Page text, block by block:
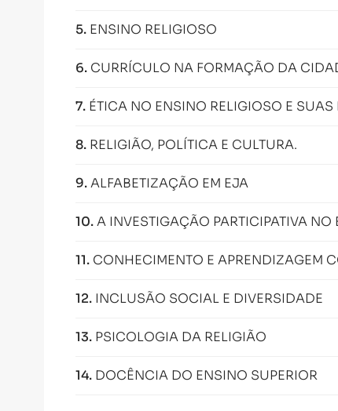
5. ENSINO RELIGIOSO
6. CURRÍCULO NA FORMAÇÃO DA
7. ÉTICA NO ENSINO RELIGIOSO E
8. RELIGIÃO, POLÍTICA E CULTURA.
9.ALFABETIZAÇÃO EM EJA
10.A INVESTIGAÇÃO PARTICIPATIVA NO
11. CONHECIMENTO E APRENDIZAGEM
12. INCLUSÃO SOCIAL E DIVERSIDADE
13. PSICOLOGIA DA RELIGIÃO
14. DOCÊNCIA DO ENSINO SUPERIOR